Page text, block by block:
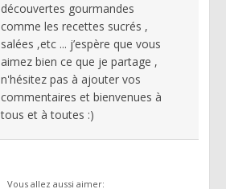
découvertes gourmandes
comme les recettes sucrés ,
salées ,etc ... j’espère que vous
aimez bien ce que je partage ,
n'hésitez pas à ajouter vos
commentaires et bienvenues à
tous et à toutes :)
Vous allez aussi aimer: